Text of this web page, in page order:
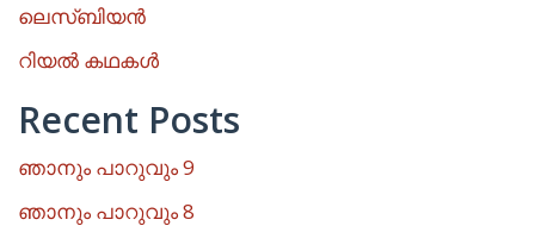
ലെസ്ബിയൻ
റിയൽ കഥകൾ
Recent Posts
ഞാനും പാറുവും 9
ഞാനും പാറുവും 8